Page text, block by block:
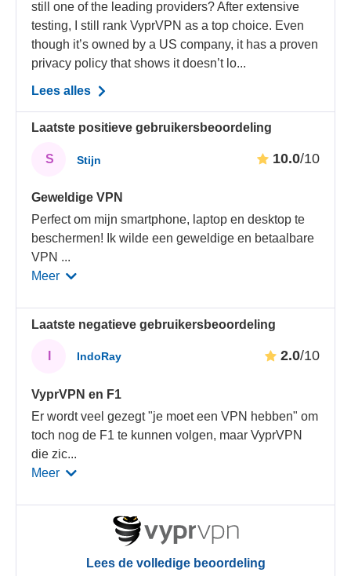
still one of the leading providers? After extensive
testing, I still rank VyprVPN as a top choice. Even
though it’s owned by a US company, it has a proven
privacy policy that shows it doesn’t lo...
Lees alles
Laatste positieve gebruikersbeoordeling
S Stijn 10.0/10
Geweldige VPN
Perfect om mijn smartphone, laptop en desktop te
beschermen! Ik wilde een geweldige en betaalbare
VPN ...
Meer
Laatste negatieve gebruikersbeoordeling
IndoRay 2.0/10
VyprVPN en F1
Er wordt veel gezegt "je moet een VPN hebben" om
toch nog de F1 te kunnen volgen, maar VyprVPN
die zic...
Meer
Lees de volledige beoordeling